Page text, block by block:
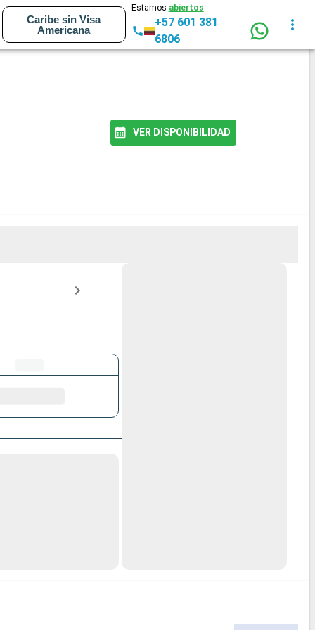
Caribe sin Visa
Americana
Estamos abiertos
+57 601 381
6806
VER DISPONIBILIDAD